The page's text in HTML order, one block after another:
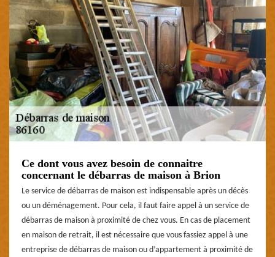
Ce dont vous avez besoin de connaitre
concernant le débarras de maison à Brion
Le service de débarras de maison est indispensable après un décès
ou un déménagement. Pour cela, il faut faire appel à un service de
débarras de maison à proximité de chez vous. En cas de placement
en maison de retrait, il est nécessaire que vous fassiez appel à une
entreprise de débarras de maison ou d’appartement à proximité de